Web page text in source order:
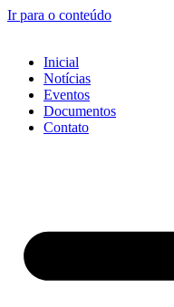
Ir para o conteúdo
Inicial
Notícias
Eventos
Documentos
Contato